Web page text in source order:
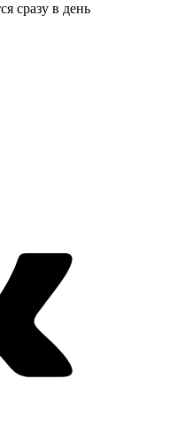
сразу в день